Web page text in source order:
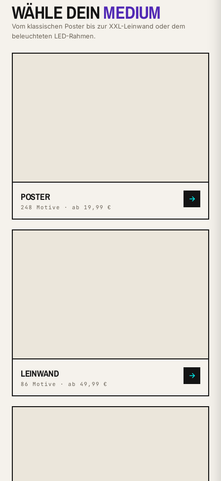
WÄHLE DEINMEDIUM
Vom klassischen Poster bis zur XXL-Leinwand oder dem
beleuchteten LED-Rahmen.
POSTER
248 Motive · ab 19,99 €
LEINWAND
86 Motive · ab 49,99 €